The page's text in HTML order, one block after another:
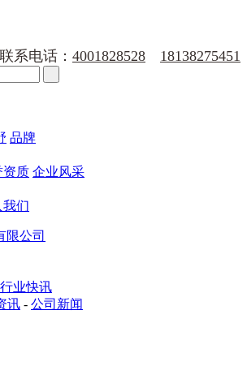
联系电话： 4001828528 18138275451
品牌
资质 企业风采
我们
行业快讯
讯 - 公司新闻